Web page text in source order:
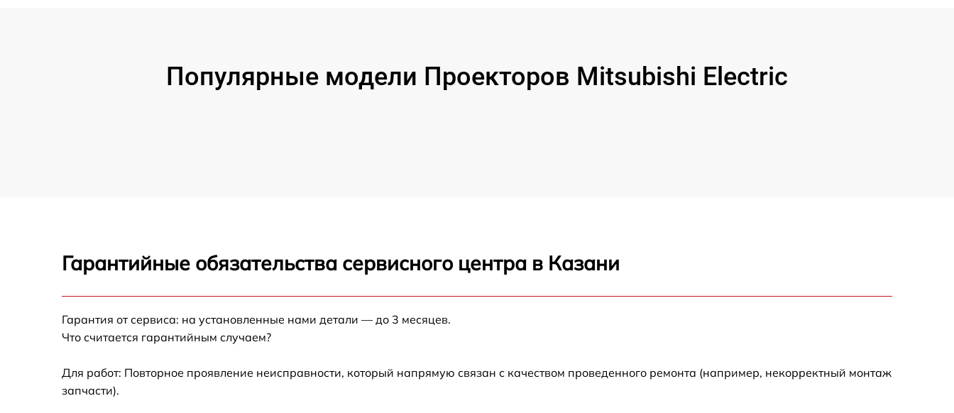
Популярные модели Проекторов Mitsubishi Electric
Гарантийные обязательства сервисного центра в Казани
Гарантия от сервиса: на установленные нами детали — до 3 месяцев.
Что считается гарантийным случаем?
Для работ: Повторное проявление неисправности, который напрямую связан с качеством проведенного ремонта (например, некорректный монтаж
запчасти).